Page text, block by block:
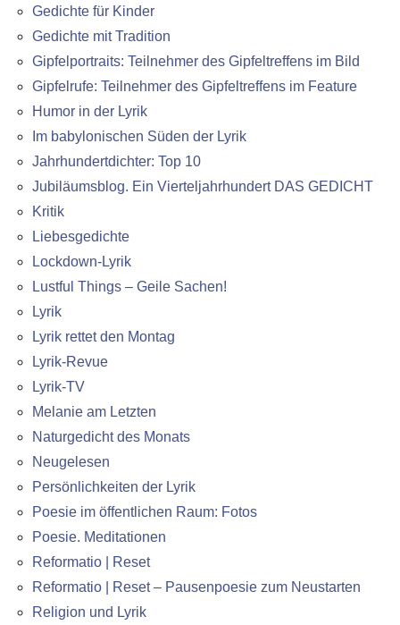
Gedichte für Kinder
Gedichte mit Tradition
Gipfelportraits: Teilnehmer des Gipfeltreffens im Bild
Gipfelrufe: Teilnehmer des Gipfeltreffens im Feature
Humor in der Lyrik
Im babylonischen Süden der Lyrik
Jahrhundertdichter: Top 10
Jubiläumsblog. Ein Vierteljahrhundert DAS GEDICHT
Kritik
Liebesgedichte
Lockdown-Lyrik
Lustful Things – Geile Sachen!
Lyrik
Lyrik rettet den Montag
Lyrik-Revue
Lyrik-TV
Melanie am Letzten
Naturgedicht des Monats
Neugelesen
Persönlichkeiten der Lyrik
Poesie im öffentlichen Raum: Fotos
Poesie. Meditationen
Reformatio | Reset
Reformatio | Reset – Pausenpoesie zum Neustarten
Religion und Lyrik